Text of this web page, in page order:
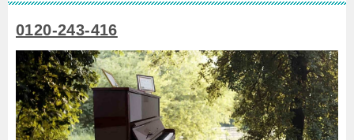
0120-243-416